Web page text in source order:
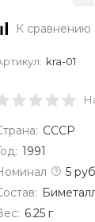
К сравнению
kra-01
СССР
1991
5
6.25 г